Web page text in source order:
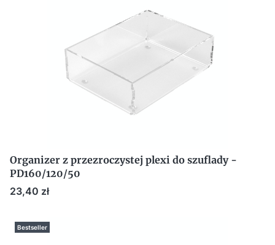
Organizer z przezroczystej plexi do szuflady -
PD160/120/50
Cena
23,40 zł
Bestseller